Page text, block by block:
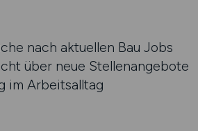
nach aktuellen Bau Jobs
über neue Stellenangebote
im Arbeitsalltag